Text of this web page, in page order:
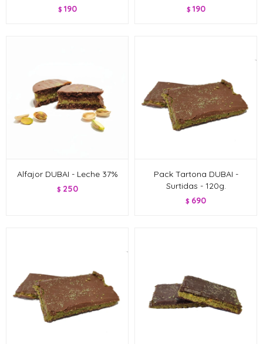
$ 190 $ 190
Alfajor DUBAI - Leche 37%
$ 250
Pack Tartona DUBAI -
Surtidas - 120g.
$ 690